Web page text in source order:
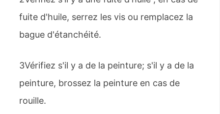
fuite d'huile, serrez les vis ou remplacez la
bague d'étanchéité.
3Vérifiez s'il y a de la peinture; s'il y a de la
peinture, brossez la peinture en cas de
rouille.